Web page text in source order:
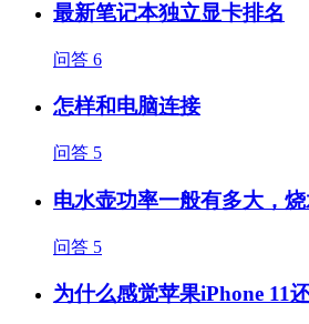
最新笔记本独立显卡排名
问答 6
怎样和电脑连接
问答 5
电水壶功率一般有多大，
问答 5
为什么感觉苹果iPhone 11